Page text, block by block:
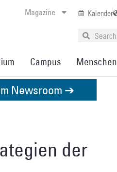
Magazine Kalender
Campus Menschen
Newsroom ➔
der